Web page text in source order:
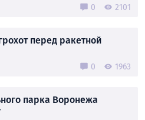
0 2101
перед ракетной
0 1963
парка Воронежа